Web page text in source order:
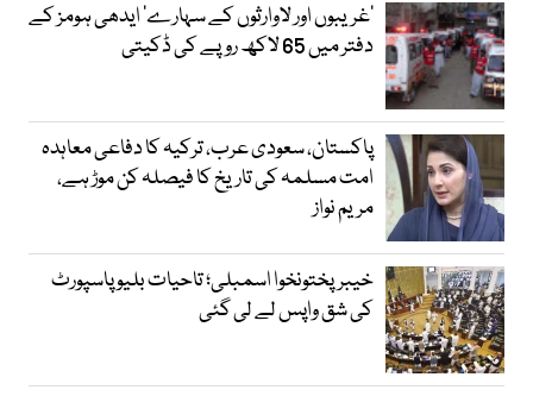
’غریبوں اور لاوارثوں کے سہارے‘ ایدھی ہومز کے
دفتر میں 65 لاکھ روپے کی ڈکیتی
پاکستان، سعودی عرب، ترکیہ کا دفاعی معاہدہ
امت مسلمہ کی تاریخ کا فیصلہ کن موڑ ہے،
مریم نواز
خیبرپختونخوا اسمبلی؛ تاحیات بلیو پاسپورٹ
کی شق واپس لے لی گئی